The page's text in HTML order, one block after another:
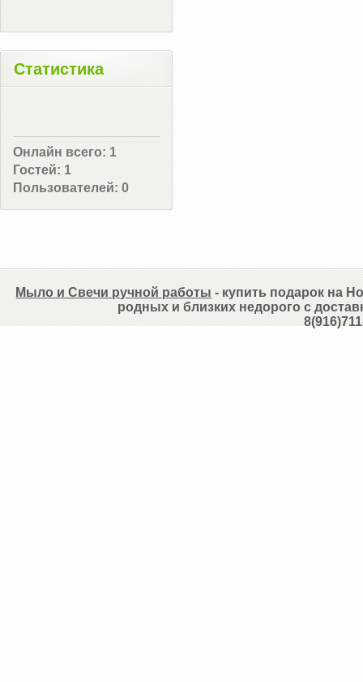
Статистика
Онлайн всего: 1
Гостей: 1
Пользователей: 0
Мыло и Свечи ручной работы - купить подарок на
родных и близких недорого с